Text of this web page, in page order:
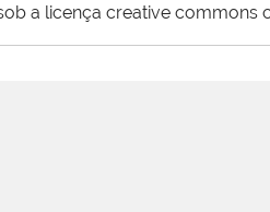
a licença creative commons